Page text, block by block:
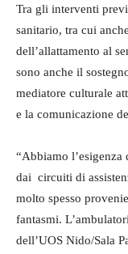
Tra gli interventi
sanitario, tra cui
dell’allattamento al
sono anche il
mediatore culturale
e la comunicazione
“Abbiamo
dai circuiti di
molto spesso
fantasmi.
dell’UOS Nido/Sala